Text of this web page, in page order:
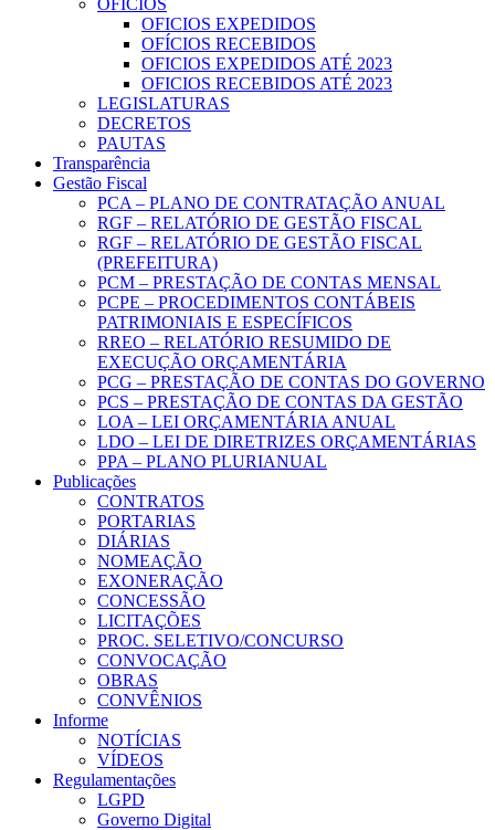
OFICIOS
OFICIOS EXPEDIDOS
OFÍCIOS RECEBIDOS
OFICIOS EXPEDIDOS ATÉ 2023
OFICIOS RECEBIDOS ATÉ 2023
LEGISLATURAS
DECRETOS
PAUTAS
Transparência
Gestão Fiscal
PCA – PLANO DE CONTRATAÇÃO ANUAL
RGF – RELATÓRIO DE GESTÃO FISCAL
RGF – RELATÓRIO DE GESTÃO FISCAL
(PREFEITURA)
PCM – PRESTAÇÃO DE CONTAS MENSAL
PCPE – PROCEDIMENTOS CONTÁBEIS
PATRIMONIAIS E ESPECÍFICOS
RREO – RELATÓRIO RESUMIDO DE
EXECUÇÃO ORÇAMENTÁRIA
PCG – PRESTAÇÃO DE CONTAS DO GOVERNO
PCS – PRESTAÇÃO DE CONTAS DA GESTÃO
LOA – LEI ORÇAMENTÁRIA ANUAL
LDO – LEI DE DIRETRIZES ORÇAMENTÁRIAS
PPA – PLANO PLURIANUAL
Publicações
CONTRATOS
PORTARIAS
DIÁRIAS
NOMEAÇÃO
EXONERAÇÃO
CONCESSÃO
LICITAÇÕES
PROC. SELETIVO/CONCURSO
CONVOCAÇÃO
OBRAS
CONVÊNIOS
Informe
NOTÍCIAS
VÍDEOS
Regulamentações
LGPD
Governo Digital